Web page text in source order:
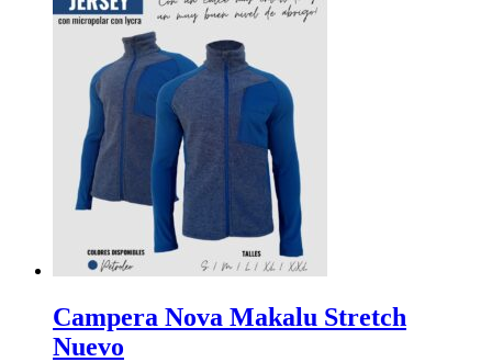
Campera Nova Makalu Stretch
Nuevo